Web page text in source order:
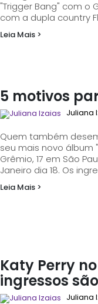
"Trigger Bang" com o Giggs. A Bebe foi ao programa de TV divulgar seu
com a dupla country
Leia Mais >
5 motivos
Juliana
Quem também
seu mais novo álbum "Witness". A cantora passa por Porto
Grêmio, 17 em São
Leia Mais >
Katy Perry
ingressos
Juliana